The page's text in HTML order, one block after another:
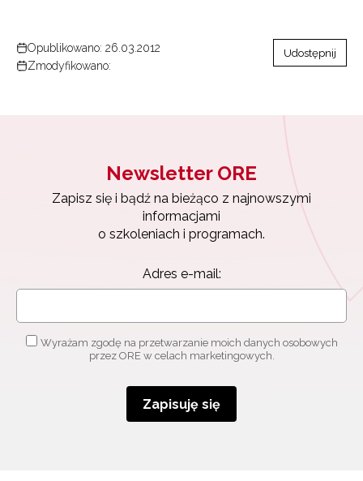
Opublikowano: 26.03.2012
Zmodyfikowano:
Udostępnij
Newsletter ORE
Zapisz się i bądź na bieżąco z najnowszymi
informacjami
o szkoleniach i programach.
Adres e-mail:
Wyrażam zgodę na przetwarzanie moich danych osobowych
przez ORE w celach marketingowych.
Zapisuję się